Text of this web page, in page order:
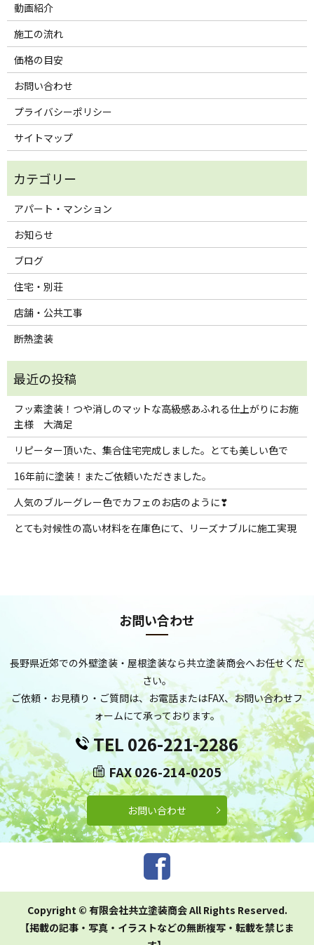
動画紹介
施工の流れ
価格の目安
お問い合わせ
プライバシーポリシー
サイトマップ
アパート・マンション
お知らせ
ブログ
住宅・別荘
店舗・公共工事
断熱塗装
フッ素塗装！つや消しのマットな高級感あふれる仕上がりにお施
主様 大満足
リピーター頂いた、集合住宅完成しました。とても美しい色で
16年前に塗装！またご依頼いただきました。
人気のブルーグレー色でカフェのお店のように❣
とても対候性の高い材料を在庫色にて、リーズナブルに施工実現
お問い合わせ
長野県近郊での外壁塗装・屋根塗装なら共立塗装商会へお任せくだ
さい。
ご依頼・お見積り・ご質問は、お電話またはFAX、お問い合わせフ
ォームにて承っております。
TEL 026-221-2286
FAX 026-214-0205
お問い合わせ
Copyright © 有限会社共立塗装商会 All Rights Reserved.
【掲載の記事・写真・イラストなどの無断複写・転載を禁じま